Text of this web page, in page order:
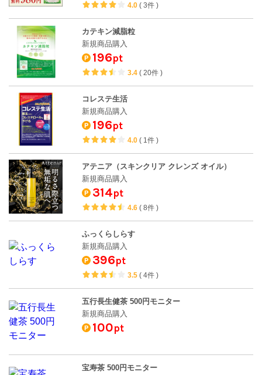
4.0(3件 )
カテキン減脂粒
新規商品購入
196pt
3.4(20件 )
コレステ生活
新規商品購入
196pt
4.0( 1件 )
アテニア（スキンクリア クレンズ オイル）
新規商品購入
314pt
4.6(8件 )
ふっくらしらす
新規商品購入
396pt
3.5(4件 )
五行長生健茶 500円モニター
新規商品購入
100pt
宝寿茶 500円モニター